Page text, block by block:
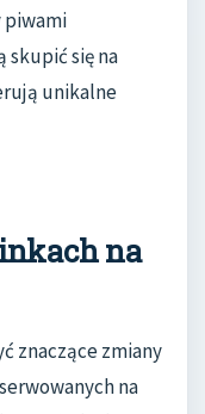
piwami
skupić się na
unikalne
na
znaczące zmiany
na